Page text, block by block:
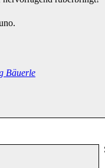
Bäuerle